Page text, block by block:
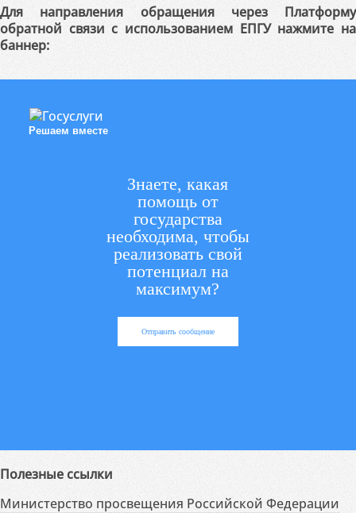
Для направления обращения через Платформу
обратной связи с использованием ЕПГУ нажмите на
баннер:
Решаем вместе
Знаете, какая
помощь от
государства
необходима, чтобы
реализовать свой
потенциал на
максимум?
Отправить сообщение
Полезные ссылки
Министерство просвещения Российской Федерации